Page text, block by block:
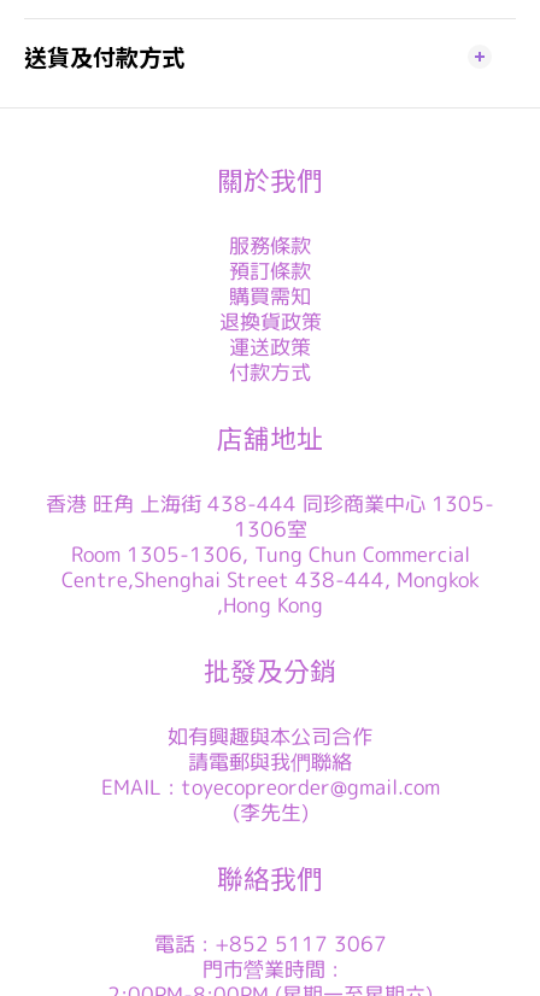
送貨及付款方式
關於我們
服務條款
預訂條款
購買需知
退換貨政策
運送政策
付款方式
店舖地址
香港 旺角 上海街 438-444 同珍商業中心 1305-
1306室
Room 1305-1306, Tung Chun Commercial
Centre,Shenghai Street 438-444, Mongkok
,Hong Kong
批發及分銷
如有興趣與本公司合作
請電郵與我們聯絡
EMAIL : toyecopreorder@gmail.com
(李先生)
聯絡我們
電話 : +852 5117 3067
門市營業時間 :